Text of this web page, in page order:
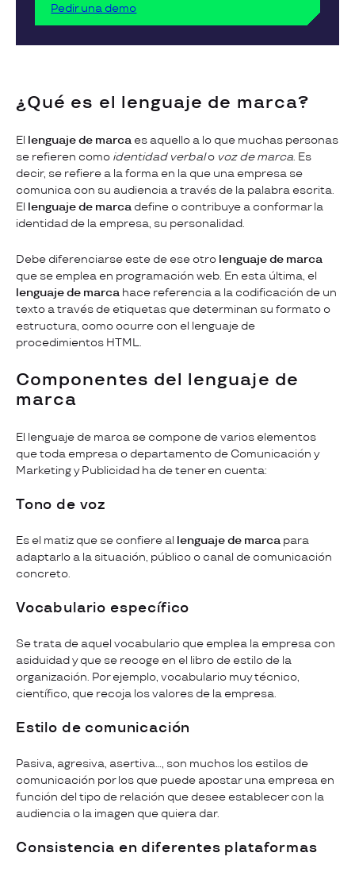
Pedir una demo
¿Qué es el lenguaje de marca?
El lenguaje de marca es aquello a lo que muchas personas
se refieren como identidad verbalo voz de marca. Es
decir, se refiere a la forma en la que una empresa se
comunica con su audiencia a través de la palabra escrita.
El lenguaje de marca define o contribuye a conformar la
identidad de la empresa, su personalidad.
Debe diferenciarse este de ese otro lenguaje de marca
que se emplea en programación web. En esta última, el
lenguaje de marca hace referencia a la codificación de un
texto a través de etiquetas que determinan su formato o
estructura, como ocurre con el lenguaje de
procedimientos HTML.
Componentes del lenguaje de
marca
El lenguaje de marca se compone de varios elementos
que toda empresa o departamento de Comunicación y
Marketing y Publicidad ha de tener en cuenta:
Tono de voz
Es el matiz que se confiere al lenguaje de marca para
adaptarlo a la situación, público o canal de comunicación
concreto.
Vocabulario específico
Se trata de aquel vocabulario que emplea la empresa con
asiduidad y que se recoge en el libro de estilo de la
organización. Por ejemplo, vocabulario muy técnico,
científico, que recoja los valores de la empresa.
Estilo de comunicación
Pasiva, agresiva, asertiva…, son muchos los estilos de
comunicación por los que puede apostar una empresa en
función del tipo de relación que desee establecer con la
audiencia o la imagen que quiera dar.
Consistencia en diferentes plataformas